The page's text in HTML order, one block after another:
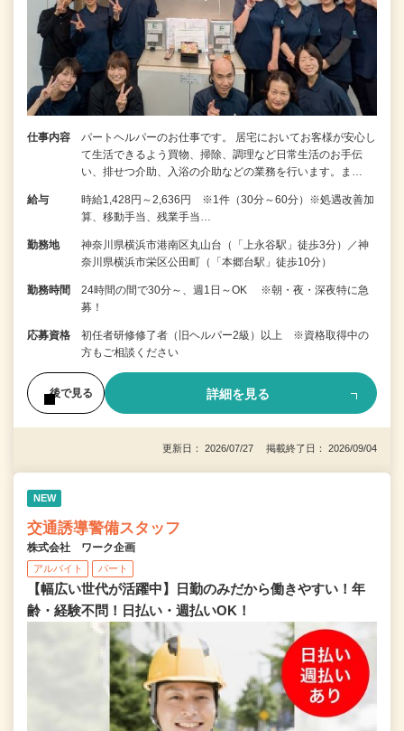
仕事内容
パートヘルパーのお仕事です。 居宅においてお客様が安心し
て生活できるよう買物、掃除、調理など日常生活のお手伝
い、排せつ介助、入浴の介助などの業務を行います。ま…
給与
時給1,428円～2,636円 ※1件（30分～60分）※処遇改善加
算、移動手当、残業手当…
勤務地
神奈川県横浜市港南区丸山台（「上永谷駅」徒歩3分）／神
奈川県横浜市栄区公田町（「本郷台駅」徒歩10分）
勤務時間
24時間の間で30分～、週1日～OK ※朝・夜・深夜特に急
募！
応募資格
初任者研修修了者（旧ヘルパー2級）以上 ※資格取得中の
方もご相談ください
後で見る 詳細を見る
更新日： 2026/07/27 掲載終了日： 2026/09/04
NEW
交通誘導警備スタッフ
株式会社 ワーク企画
アルバイト パート
【幅広い世代が活躍中】日勤のみだから働きやすい！年
齢・経験不問！日払い・週払いOK！